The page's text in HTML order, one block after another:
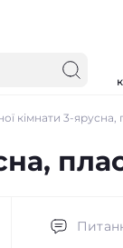
кімнати 3-ярусна,